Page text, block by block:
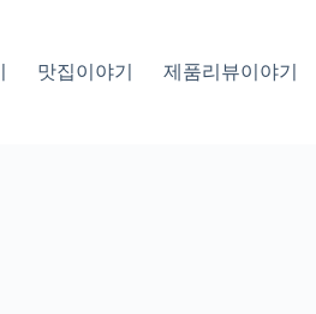
맛집이야기 제품리뷰이야기